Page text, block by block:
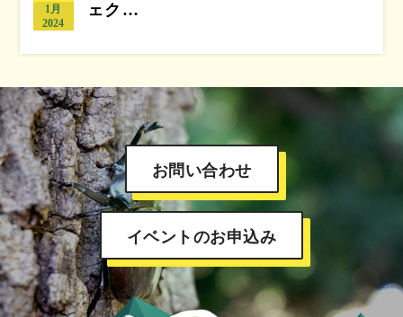
1月
2024
ェク…
お問い合わせ
イベントのお申込み